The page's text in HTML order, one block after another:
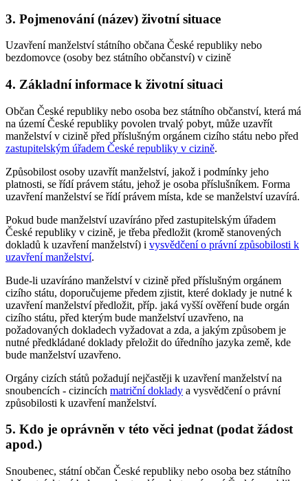
3. Pojmenování (název) životní situace
Uzavření manželství státního občana České republiky nebo
bezdomovce (osoby bez státního občanství) v cizině
4. Základní informace k životní situaci
Občan České republiky nebo osoba bez státního občanství, která má
na území České republiky povolen trvalý pobyt, může uzavřít
manželství v cizině před příslušným orgánem cizího státu nebo před
zastupitelským úřadem České republiky v cizině.
Způsobilost osoby uzavřít manželství, jakož i podmínky jeho
platnosti, se řídí právem státu, jehož je osoba příslušníkem. Forma
uzavření manželství se řídí právem místa, kde se manželství uzavírá.
Pokud bude manželství uzavíráno před zastupitelským úřadem
České republiky v cizině, je třeba předložit (kromě stanovených
dokladů k uzavření manželství) i vysvědčení o právní způsobilosti k
uzavření manželství.
Bude-li uzavíráno manželství v cizině před příslušným orgánem
cizího státu, doporučujeme předem zjistit, které doklady je nutné k
uzavření manželství předložit, příp. jaká vyšší ověření bude orgán
cizího státu, před kterým bude manželství uzavřeno, na
požadovaných dokladech vyžadovat a zda, a jakým způsobem je
nutné předkládané doklady přeložit do úředního jazyka země, kde
bude manželství uzavřeno.
Orgány cizích států požadují nejčastěji k uzavření manželství na
snoubencích - cizincích matriční doklady a vysvědčení o právní
způsobilosti k uzavření manželství.
5. Kdo je oprávněn v této věci jednat (podat žádost
apod.)
Snoubenec, státní občan České republiky nebo osoba bez státního